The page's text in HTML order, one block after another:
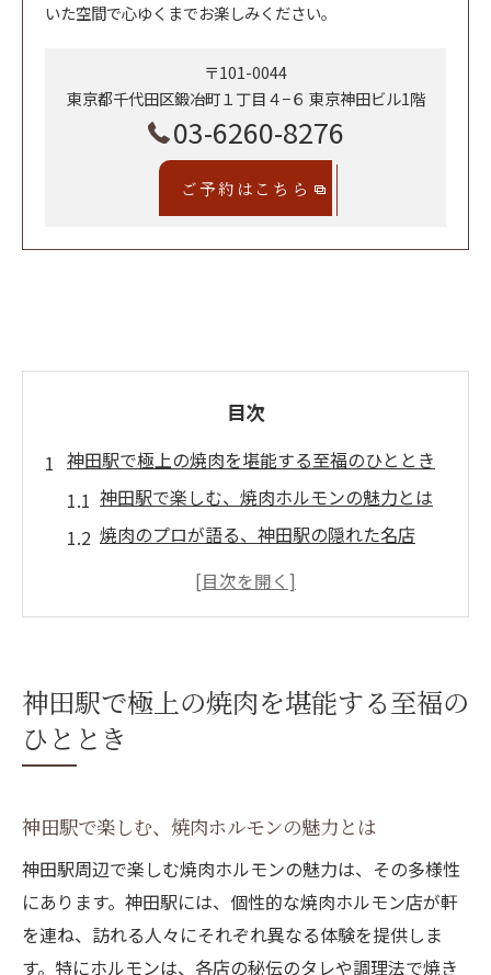
いた空間で心ゆくまでお楽しみください。
〒101-0044
東京都千代田区鍛冶町１丁目４−６ 東京神田ビル1階
03-6260-8276
ご予約はこちら
目次
神田駅で極上の焼肉を堪能する至福のひととき
神田駅で楽しむ、焼肉ホルモンの魅力とは
焼肉のプロが語る、神田駅の隠れた名店
神田駅周辺の焼肉スポットの特徴を徹底紹
ント
神田駅で味わう焼肉ホルモンの真髄
熟練の焼き手が織りなす絶品ホルモン
神田駅で見つける、本物の焼肉の技
ホルモンを最高に美味しくする焼き方とは
神田駅の焼肉ホルモンが選ばれる理由
神田駅で極上の焼肉を堪能する至福の
ひととき
神田駅で楽しむ、焼肉ホルモンの魅力とは
神田駅周辺で楽しむ焼肉ホルモンの魅力は、その多様性
にあります。神田駅には、個性的な焼肉ホルモン店が軒
を連ね、訪れる人々にそれぞれ異なる体験を提供しま
す。特にホルモンは、各店の秘伝のタレや調理法で焼き